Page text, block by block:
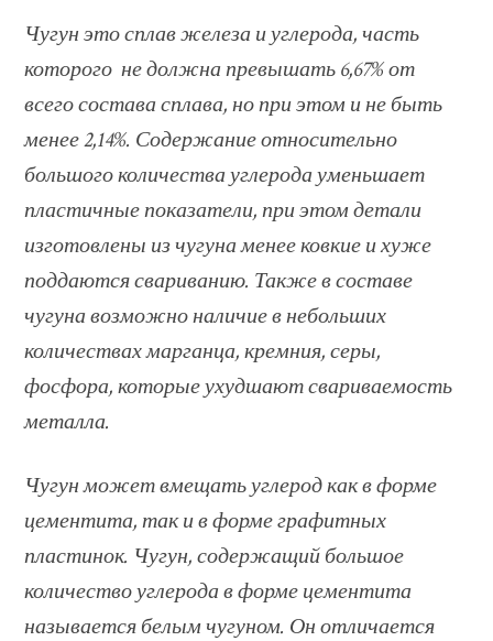
Чугун это сплав железа и углерода, часть
которого не должна превышать 6,67% от
всего состава сплава, но при этом и не быть
менее 2,14%. Содержание относительно
большого количества углерода уменьшает
пластичные показатели, при этом детали
изготовлены из чугуна менее ковкие и хуже
поддаются свариванию. Также в составе
чугуна возможно наличие в небольших
количествах марганца, кремния, серы,
фосфора, которые ухудшают свариваемость
металла.
Чугун может вмещать углерод как в форме
цементита, так и в форме графитных
пластинок. Чугун, содержащий большое
количество углерода в форме цементита
называется белым чугуном. Он отличается